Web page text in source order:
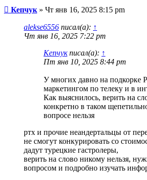
Сообщение
Кепчук » Чт янв 16, 2025 8:15 pm
alekse6556 писал(а): ↑
Чт янв 16, 2025 7:22 pm
Кепчукписал(а): ↑
Пт янв 10, 2025 8:44 pm
У многих давно на подкорке
маркетингом по телеку и в
Как выяснилось, верить на
конкретно в таком
вопросе нельзя
ртх и прочие неандертальцы от
не смогут конкурировать со
дадут турецкие гастролеры,
верить на слово никому нельзя,
вопросом и подробно изучать